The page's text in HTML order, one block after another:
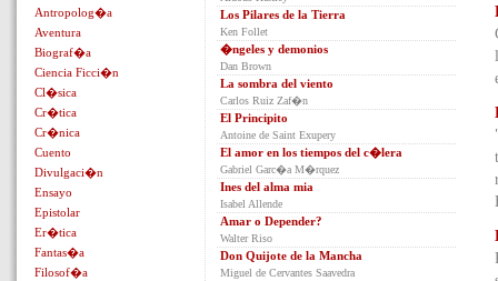
Los Pilares de la Tierra
Ken Follet
�ngeles y demonios
Dan Brown
La sombra del viento
Carlos Ruiz Zaf�n
El Principito
Antoine de Saint Exupery
El amor en los tiempos del c�lera
Gabriel Garc�a M�rquez
Ines del alma mia
Isabel Allende
Amar o Depender?
Walter Riso
Don Quijote de la Mancha
Miguel de Cervantes Saavedra
Antropolog�a
Aventura
Biograf�a
Ciencia Ficci�n
Cl�sica
Cr�tica
Cr�nica
Cuento
Divulgaci�n
Ensayo
Epistolar
Er�tica
Fantas�a
Filosof�a